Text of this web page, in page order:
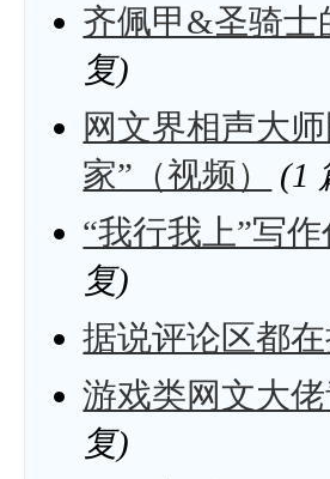
齐佩甲&圣骑士
复)
网文界相声大
家”（视频）
(1
“我行我上”写
复)
据说评论区都
游戏类网文大
复)